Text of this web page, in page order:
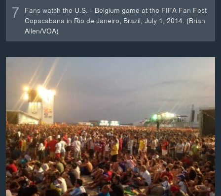
7 Fans watch the U.S. - Belgium game at the FIFA Fan Fest
Copacabana in Rio de Janeiro, Brazil, July 1, 2014. (Brian
Allen/VOA)